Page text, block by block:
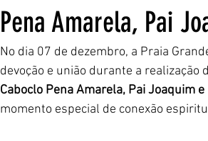
Pena Amarela, Pai
No dia 07 de dezembro, a Praia
devoção e união durante a realização
Caboclo Pena Amarela, Pai Joaquim
momento especial de conexão